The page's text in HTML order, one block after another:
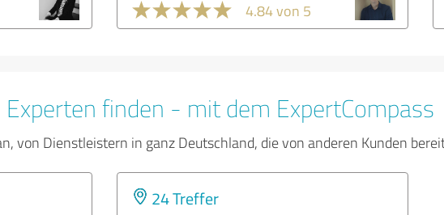
4.84 von 5
Experten finden - mit dem ExpertCompass
von Dienstleistern in ganz Deutschland, die von anderen Kunden
24 Treffer